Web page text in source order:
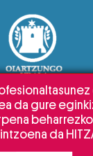
da gure
da